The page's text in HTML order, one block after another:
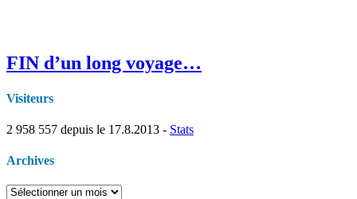
FIN d’un long voyage…
Visiteurs
2 958 557 depuis le 17.8.2013 - Stats
Archives
Archives